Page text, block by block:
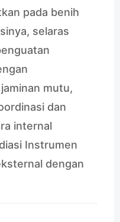
pada benih
selaras
mutu,
dan
internal
Instrumen
dengan